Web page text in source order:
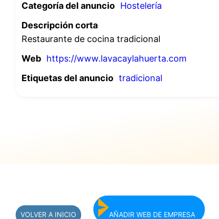
Categoría del anuncio Hostelería
Descripción corta
Restaurante de cocina tradicional
Web https://www.lavacaylahuerta.com
Etiquetas del anuncio tradicional
VOLVER A INICIO AÑADIR WEB DE EMPRESA